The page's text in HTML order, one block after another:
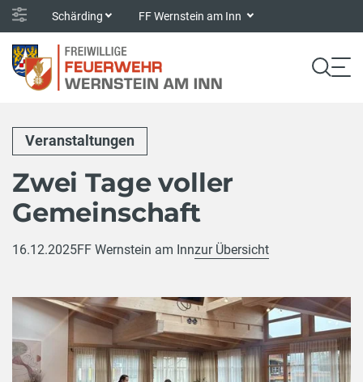
Schärding FF Wernstein am Inn
Veranstaltungen
Zwei Tage voller
Gemeinschaft
16.12.2025FF Wernstein am Innzur Übersicht